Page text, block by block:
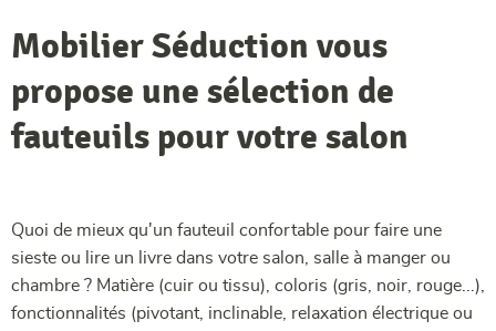
Mobilier Séduction vous
propose une sélection de
fauteuils pour votre salon
Quoi de mieux qu'un fauteuil confortable pour faire une
sieste ou lire un livre dans votre salon, salle à manger ou
chambre ? Matière (cuir ou tissu), coloris (gris, noir, rouge...),
fonctionnalités (pivotant, inclinable, relaxation électrique ou